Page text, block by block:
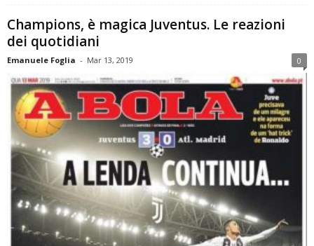
Champions, è magica Juventus. Le reazioni
dei quotidiani
Emanuele Foglia - Mar 13, 2019 0